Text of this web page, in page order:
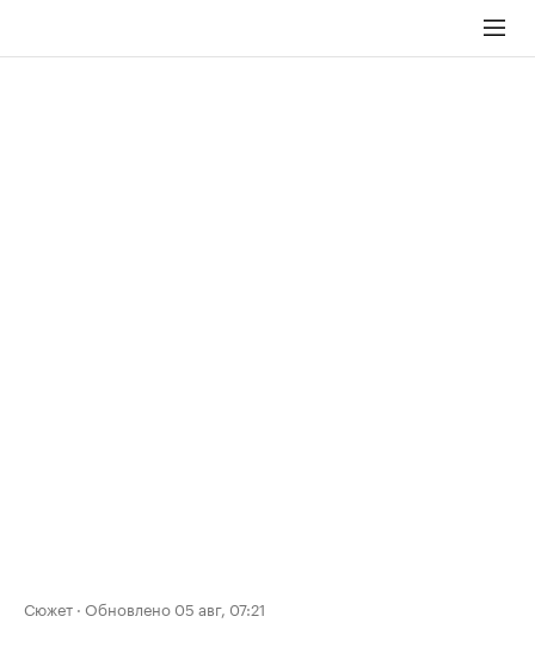
Сюжет · Обновлено 05 авг, 07:21